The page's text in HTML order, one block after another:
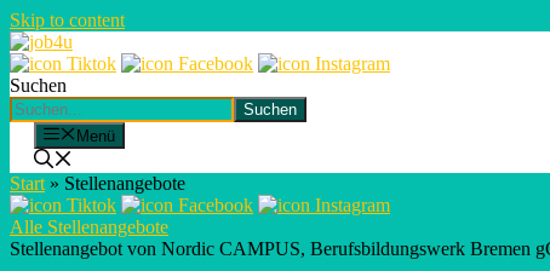
Skip to content
Suchen
Suchen
Menü
Start » Stellenangebote
Alle Stellenangebote
Stellenangebot von Nordic CAMPUS, Berufsbildungswerk Bremen